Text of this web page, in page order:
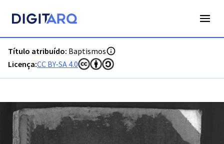
Título atribuído: Baptismos
Licença:CC BY-SA 4.0